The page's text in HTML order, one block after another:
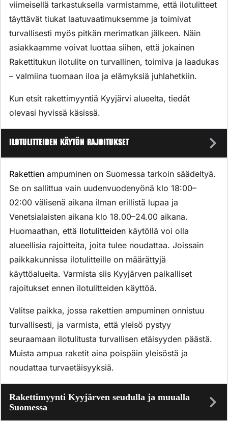
viimeisellä tarkastuksella varmistamme, että ilotulitteet
täyttävät tiukat laatuvaatimuksemme ja toimivat
turvallisesti myös pitkän merimatkan jälkeen. Näin
asiakkaamme voivat luottaa siihen, että jokainen
Rakettitukun ilotulite on turvallinen, toimiva ja laadukas
– valmiina tuomaan iloa ja elämyksiä juhlahetkiin.
Kun etsit rakettimyyntiä Kyyjärvi alueelta, tiedät
olevasi hyvissä käsissä.
Ilotulitteiden käytön rajoitukset
Rakettien ampuminen on Suomessa tarkoin säädeltyä.
Se on sallittua vain uudenvuodenyönä klo 18:00–
02:00 välisenä aikana ilman erillistä lupaa ja
Venetsialaisten aikana klo 18.00–24.00 aikana.
Huomaathan, että Ilotulitteiden käytöllä voi olla
alueellisia rajoitteita, joita tulee noudattaa. Joissain
paikkakunnissa ilotulitteille on määrättyjä
käyttöalueita. Varmista siis Kyyjärven paikalliset
rajoitukset ennen ilotulitteiden käyttöä.
Valitse paikka, jossa rakettien ampuminen onnistuu
turvallisesti, ja varmista, että yleisö pystyy
seuraamaan ilotulitusta turvallisen etäisyyden päästä.
Muista ampua raketit aina poispäin yleisöstä ja
noudattaa turvaetäisyyksiä.
Rakettimyynti Kyyjärven seudulla ja muualla
Suomessa